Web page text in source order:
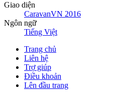
Giao diện
CaravanVN 2016
Ngôn ngữ
Tiếng Việt
Trang chủ
Liên hệ
Trợ giúp
Điều khoản
Lên đầu trang